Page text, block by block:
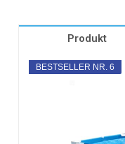
Produkt
BESTSELLER NR. 6